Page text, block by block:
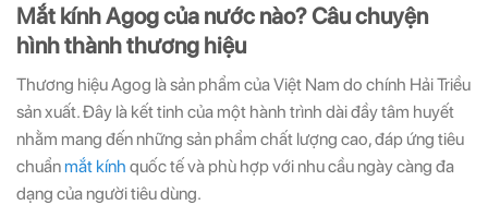
Mắt kính Agog của nước nào? Câu chuyện
hình thành thương hiệu
Thương hiệu Agog là sản phẩm của Việt Nam do chính Hải Triều
sản xuất. Đây là kết tinh của một hành trình dài đầy tâm huyết
nhằm mang đến những sản phẩm chất lượng cao, đáp ứng tiêu
chuẩnmắt kính quốc tế và phù hợp với nhu cầu ngày càng đa
dạng của người tiêu dùng.